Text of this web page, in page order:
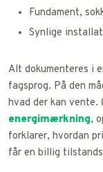
Fundament,
Synlige
Alt dokumenteres i
fagsprog. På den
hvad der kan vente.
energimærkning,
forklarer, hvordan
får en billig